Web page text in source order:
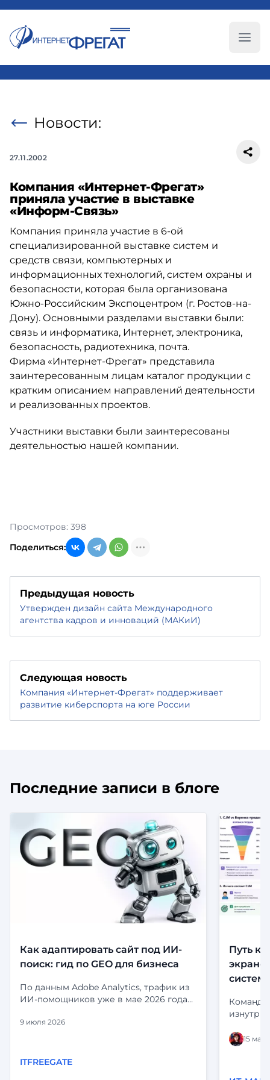
Новости:
27.11.2002
Компания «Интернет-Фрегат»
приняла участие в выставке
«Информ-Связь»
Компания приняла участие в 6-ой
специализированной выставке систем и
средств связи, компьютерных и
информационных технологий, систем охраны и
безопасности, которая была организована
Южно-Российским Экспоцентром (г. Ростов-на-
Дону). Основными разделами выставки были:
связь и информатика, Интернет, электроника,
безопасность, радиотехника, почта.
Фирма «Интернет-Фрегат» представила
заинтересованным лицам каталог продукции с
кратким описанием направлений деятельности
и реализованных проектов.
Участники выставки были заинтересованы
деятельностью нашей компании.
Просмотров: 398
Поделиться:
Предыдущая новость
Утвержден дизайн сайта Международного
агентства кадров и инноваций (МАКиИ)
Следующая новость
Компания «Интернет-Фрегат» поддерживает
развитие киберспорта на юге России
Последние записи в блоге
Как адаптировать сайт под ИИ-
поиск: гид по GEO для бизнеса
По данным Adobe Analytics, трафик из
ИИ-помощников уже в мае 2026 года
визит, чем органический поиск.
— они дольше остаются, глубже
9 июля 2026
ITFREEGATE
Путь
Команда
15 мая